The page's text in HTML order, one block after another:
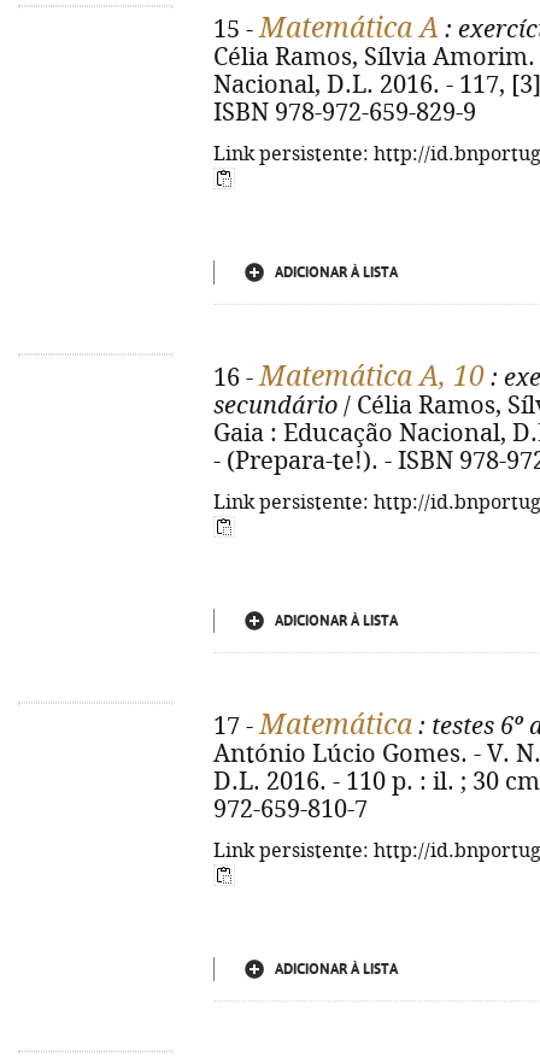
15 -Matemática A :
Célia Ramos, Sílvia
Nacional, D.L. 2016. - 117,
ISBN 978-972-659-829-9
Link persistente: http://
ADICIONAR À LISTA
16 -Matemática A, 10 :
secundário / Célia Ramos,
Gaia : Educação Nacional,
- (Prepara-te!). - ISBN 978-
Link persistente: http://
ADICIONAR À LISTA
17 -Matemática : testes 6º
António Lúcio Gomes. - V.
D.L. 2016. - 110 p. : il. ; 30
972-659-810-7
Link persistente: http://
ADICIONAR À LISTA